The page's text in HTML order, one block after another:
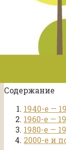
Содержание
1940-е —
1960-е —
1980-е —
2000-е и